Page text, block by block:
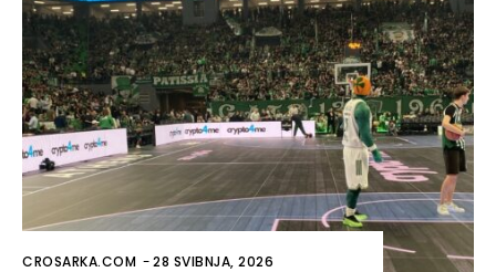
CROSARKA.COM -28 SVIBNJA, 2026